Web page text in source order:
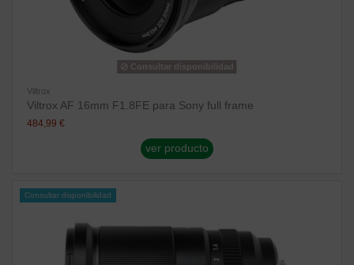
Consultar disponibilidad
Viltrox
Viltrox AF 16mm F1.8FE para Sony full frame
484,99 €
ver producto
Consultar disponibilidad